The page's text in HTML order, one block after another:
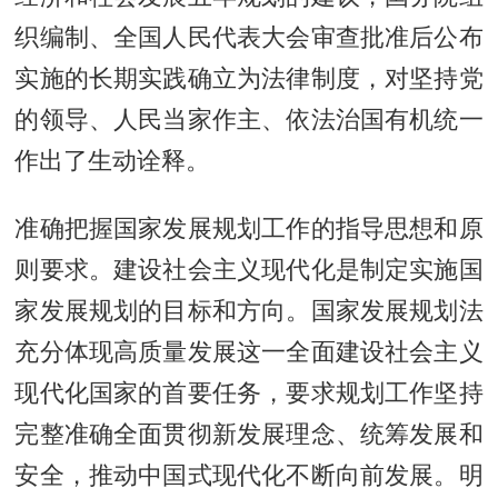
织编制、全国人民代表大会审查批准后公布
实施的长期实践确立为法律制度，对坚持党
的领导、人民当家作主、依法治国有机统一
作出了生动诠释。
准确把握国家发展规划工作的指导思想和原
则要求。建设社会主义现代化是制定实施国
家发展规划的目标和方向。国家发展规划法
充分体现高质量发展这一全面建设社会主义
现代化国家的首要任务，要求规划工作坚持
完整准确全面贯彻新发展理念、统筹发展和
安全，推动中国式现代化不断向前发展。明